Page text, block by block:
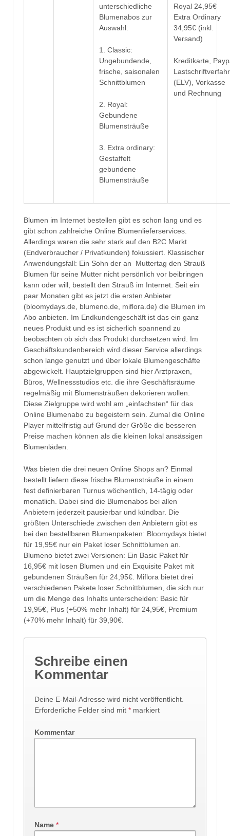
unterschiedliche
Blumenabos zur
Auswahl:
1. Classic:
Ungebundende,
frische, saisonalen
Schnittblumen
2. Royal:
Gebundene
Blumensträuße
3. Extra ordinary:
Gestaffelt
gebundene
Blumensträuße
Royal 24,95€
Extra Ordinary
34,95€ (inkl.
Versand)
Kreditkarte,
(ELV), Vorkasse
und Rechnung
Blumen im Internet bestellen gibt es schon lang und es
gibt schon zahlreiche Online Blumenlieferservices.
Allerdings waren die sehr stark auf den B2C Markt
(Endverbraucher / Privatkunden) fokussiert. Klassischer
Anwendungsfall: Ein Sohn der an Muttertag den Strauß
Blumen für seine Mutter nicht persönlich vor beibringen
kann oder will, bestellt den Strauß im Internet. Seit ein
paar Monaten gibt es jetzt die ersten Anbieter
(bloomydays.de, blumeno.de, miflora.de) die Blumen im
Abo anbieten. Im Endkundengeschäft ist das ein ganz
neues Produkt und es ist sicherlich spannend zu
beobachten ob sich das Produkt durchsetzen wird. Im
Geschäftskundenbereich wird dieser Service allerdings
schon lange genutzt und über lokale Blumengeschäfte
abgewickelt. Hauptzielgruppen sind hier Arztpraxen,
Büros, Wellnessstudios etc. die ihre Geschäftsräume
regelmäßig mit Blumensträußen dekorieren wollen.
Diese Zielgruppe wird wohl am „einfachsten“ für das
Online Blumenabo zu begeistern sein. Zumal die Online
Player mittelfristig auf Grund der Größe die besseren
Preise machen können als die kleinen lokal ansässigen
Blumenläden.
Was bieten die drei neuen Online Shops an? Einmal
bestellt liefern diese frische Blumensträuße in einem
fest definierbaren Turnus wöchentlich, 14-tägig oder
monatlich. Dabei sind die Blumenabos bei allen
Anbietern jederzeit pausierbar und kündbar. Die
größten Unterschiede zwischen den Anbietern gibt es
bei den bestellbaren Blumenpaketen: Bloomydays bietet
für 19,95€ nur ein Paket loser Schnittblumen an.
Blumeno bietet zwei Versionen: Ein Basic Paket für
16,95€ mit losen Blumen und ein Exquisite Paket mit
gebundenen Sträußen für 24,95€. Miflora bietet drei
verschiedenen Pakete loser Schnittblumen, die sich nur
um die Menge des Inhalts unterscheiden: Basic für
19,95€, Plus (+50% mehr Inhalt) für 24,95€, Premium
(+70% mehr Inhalt) für 39,90€.
Schreibe einen
Kommentar
Deine E-Mail-Adresse wird nicht veröffentlicht.
Erforderliche Felder sind mit * markiert
Kommentar
Name *